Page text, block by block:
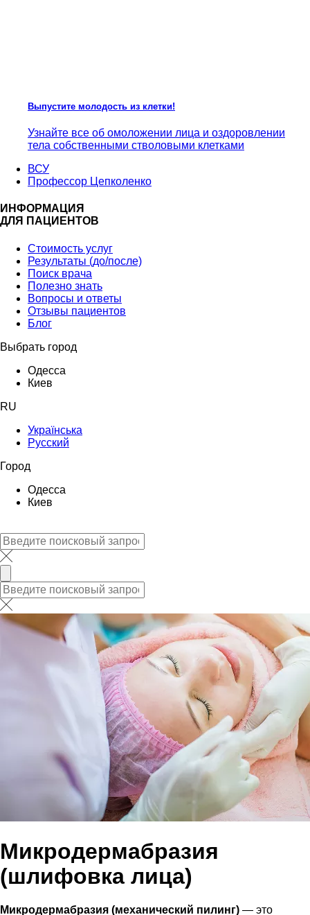
Выпустите молодость из клетки!
Узнайте все об омоложении лица и оздоровлении
тела собственными стволовыми клетками
ВСУ
Профессор Цепколенко
ИНФОРМАЦИЯ
ДЛЯ ПАЦИЕНТОВ
Стоимость услуг
Результаты (до/после)
Поиск врача
Полезно знать
Вопросы и ответы
Отзывы пациентов
Блог
Выбрать город
Одесса
Киев
RU
Українська
Русский
Город
Одесса
Киев
Микродермабразия
(шлифовка лица)
Микродермабразия (механический пилинг) — это